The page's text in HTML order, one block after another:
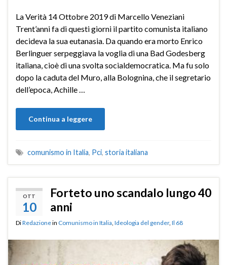
La Verità 14 Ottobre 2019 di Marcello Veneziani
Trent’anni fa di questi giorni il partito comunista italiano
decideva la sua eutanasia. Da quando era morto Enrico
Berlinguer serpeggiava la voglia di una Bad Godesberg
italiana, cioè di una svolta socialdemocratica. Ma fu solo
dopo la caduta del Muro, alla Bolognina, che il segretario
dell’epoca, Achille …
Continua a leggere
comunismo in Italia, Pci, storia italiana
OTT
10
Forteto uno scandalo lungo 40
anni
DiRedazionein Comunismo in Italia, Ideologia del gender, Il 68